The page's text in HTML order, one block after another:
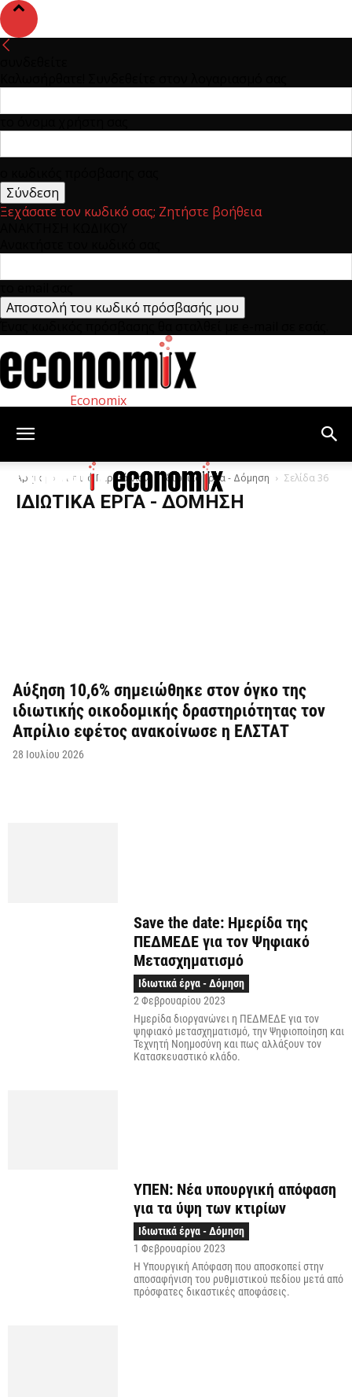
Ξεχάσατε τον κωδικό σας; Ζητήστε βοήθεια
Economix
Αρχική Αστικό Περιβάλλον Ιδιωτικά έργα - Δόμηση Σελίδα 36
ΙΔΙΩΤΙΚΆ ΈΡΓΑ - ΔΌΜΗΣΗ
Αύξηση 10,6% σημειώθηκε στον όγκο της
ιδιωτικής οικοδομικής δραστηριότητας τον
Απρίλιο εφέτος ανακοίνωσε η ΕΛΣΤΑΤ
28 Ιουλίου 2026
Save the date: Ημερίδα της
ΠΕΔΜΕΔΕ για τον Ψηφιακό
Μετασχηματισμό
Ιδιωτικά έργα - Δόμηση
2 Φεβρουαρίου 2023
Ημερίδα διοργανώνει η ΠΕΔΜΕΔΕ για τον
ψηφιακό μετασχηματισμό, την Ψηφιοποίηση και
Τεχνητή Νοημοσύνη και πως αλλάξουν τον
Κατασκευαστικό κλάδο.
ΥΠΕΝ: Νέα υπουργική απόφαση
για τα ύψη των κτιρίων
Ιδιωτικά έργα - Δόμηση
1 Φεβρουαρίου 2023
Η Υπουργική Απόφαση που αποσκοπεί στην
αποσαφήνιση του ρυθμιστικού πεδίου μετά από
πρόσφατες δικαστικές αποφάσεις.